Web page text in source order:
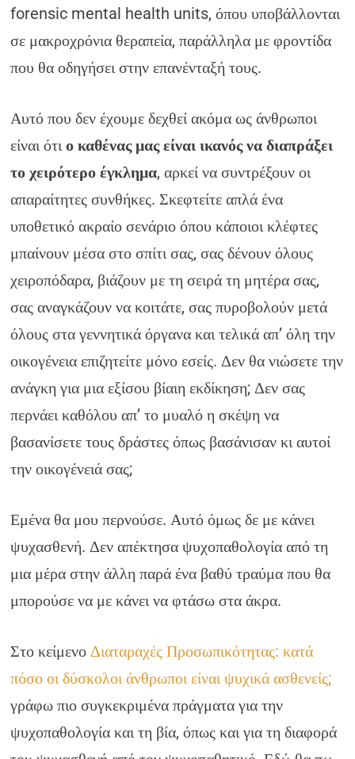
forensic mental health units, όπου υποβάλλονται
σε μακροχρόνια θεραπεία, παράλληλα με φροντίδα
που θα οδηγήσει στην επανένταξή τους.
Αυτό που δεν έχουμε δεχθεί ακόμα ως άνθρωποι
είναι ότιο καθένας μας είναι ικανός να διαπράξει
το χειρότερο έγκλημα, αρκεί να συντρέξουν οι
απαραίτητες συνθήκες. Σκεφτείτε απλά ένα
υποθετικό ακραίο σενάριο όπου κάποιοι κλέφτες
μπαίνουν μέσα στο σπίτι σας, σας δένουν όλους
χειροπόδαρα, βιάζουν με τη σειρά τη μητέρα σας,
σας αναγκάζουν να κοιτάτε, σας πυροβολούν μετά
όλους στα γεννητικά όργανα και τελικά απ’ όλη την
οικογένεια επιζητείτε μόνο εσείς. Δεν θα νιώσετε την
ανάγκη για μια εξίσου βίαιη εκδίκηση; Δεν σας
περνάει καθόλου απ’ το μυαλό η σκέψη να
βασανίσετε τους δράστες όπως βασάνισαν κι αυτοί
την οικογένειά σας;
Εμένα θα μου περνούσε. Αυτό όμως δε με κάνει
ψυχασθενή. Δεν απέκτησα ψυχοπαθολογία από τη
μια μέρα στην άλλη παρά ένα βαθύ τραύμα που θα
μπορούσε να με κάνει να φτάσω στα άκρα.
Στο κείμενοΔιαταραχές Προσωπικότητας: κατά
πόσο οι δύσκολοι άνθρωποι είναι ψυχικά ασθενείς;
γράφω πιο συγκεκριμένα πράγματα για την
ψυχοπαθολογία και τη βία, όπως και για τη διαφορά